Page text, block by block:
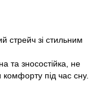
стрейч зі стильним
та зносостійка, не
комфорту під час сну.